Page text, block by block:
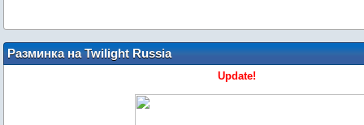
Разминка на Twilight Russia
Update!